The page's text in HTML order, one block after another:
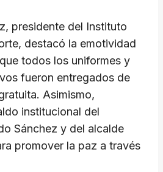
presidente del Instituto
destacó la emotividad
todos los uniformes y
fueron entregados de
Asimismo,
institucional del
Sánchez y del alcalde
promover la paz a través